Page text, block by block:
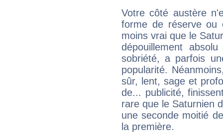
Votre côté austère
forme de réserve
moins vrai que le
dépouillement
sobriété, a parfois
popularité.
sûr, lent, sage et
de... publicité,
rare que le Saturnien
une seconde moitié
la première.